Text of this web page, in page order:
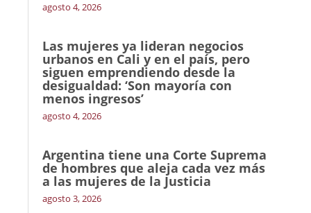
agosto 4, 2026
Las mujeres ya lideran negocios
urbanos en Cali y en el país, pero
siguen emprendiendo desde la
desigualdad: ‘Son mayoría con
menos ingresos’
agosto 4, 2026
Argentina tiene una Corte Suprema
de hombres que aleja cada vez más
a las mujeres de la Justicia
agosto 3, 2026